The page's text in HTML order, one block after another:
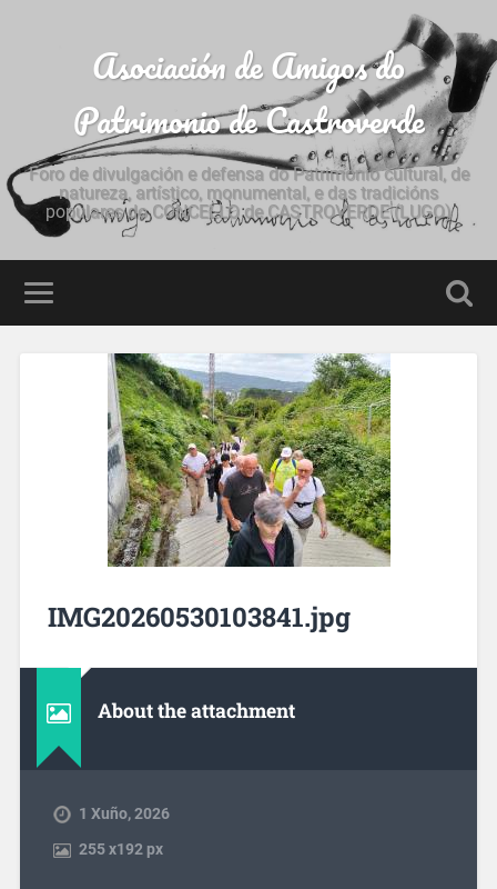
Asociación de Amigos do
Patrimonio de Castroverde
Foro de divulgación e defensa do Patrimonio cultural, de
natureza, artístico, monumental, e das tradicións
populares do CONCELLO de CASTROVERDE (LUGO)
IMG20260530103841.jpg
About the attachment
1 Xuño, 2026
255x192 px